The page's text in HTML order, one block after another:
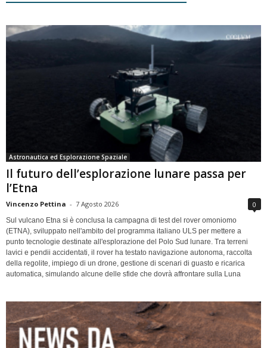
Astronautica ed Esplorazione Spaziale
Il futuro dell’esplorazione lunare passa per
l’Etna
Vincenzo Pettina - 7 Agosto 2026 0
Sul vulcano Etna si è conclusa la campagna di test del rover omoniomo
(ETNA), sviluppato nell'ambito del programma italiano ULS per mettere a
punto tecnologie destinate all'esplorazione del Polo Sud lunare. Tra terreni
lavici e pendii accidentati, il rover ha testato navigazione autonoma, raccolta
della regolite, impiego di un drone, gestione di scenari di guasto e ricarica
automatica, simulando alcune delle sfide che dovrà affrontare sulla Luna